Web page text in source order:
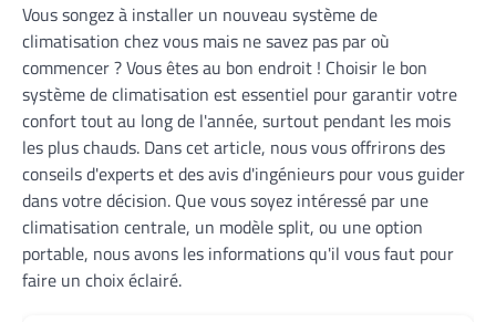
Vous songez à installer un nouveau système de
climatisation chez vous mais ne savez pas par où
commencer ? Vous êtes au bon endroit ! Choisir le bon
système de climatisation est essentiel pour garantir votre
confort tout au long de l'année, surtout pendant les mois
les plus chauds. Dans cet article, nous vous offrirons des
conseils d'experts et des avis d'ingénieurs pour vous guider
dans votre décision. Que vous soyez intéressé par une
climatisation centrale, un modèle split, ou une option
portable, nous avons les informations qu'il vous faut pour
faire un choix éclairé.